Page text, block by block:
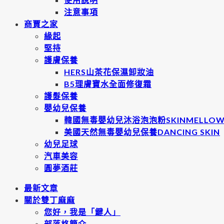
注意事項
商賈之家
緣起
堅持
護膚保養
HERS山茶花保濕卸妝油
B5理膚寶水全面修復霜
護髮保養
嬰幼兒保養
韓國無毒嬰幼兒沐浴泡泡粉
美國天然無毒嬰幼兒保養DANCING SKIN
幼兒足球
汽車美容
圓夢酒莊
最新文章
關於雙丁麻麻
您好，我是「鍵人」